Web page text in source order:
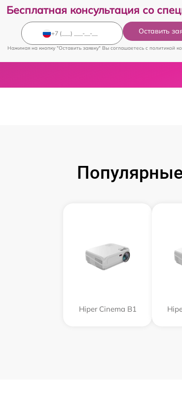
Бесплатная консультация со
Оставить
Нажимая на кнопку "Оставить заявку" Вы соглашаетесь c политикой
Hiper Cinema B1